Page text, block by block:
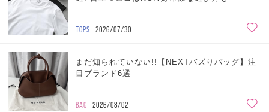
TOPS 2026/07/30
まだ知られていない!!【NEXTバズりバッグ】注
目ブランド6選
BAG 2026/08/02